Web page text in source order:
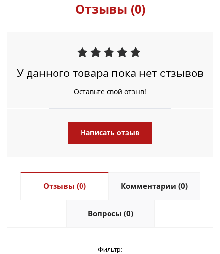
Отзывы (0)
У данного товара пока нет отзывов
Оставьте свой отзыв!
Написать отзыв
Отзывы (0) Комментарии (0)
Вопросы (0)
Фильтр: